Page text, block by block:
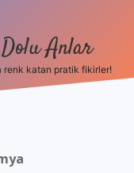
Anlar
renk katan pratik fikirler!